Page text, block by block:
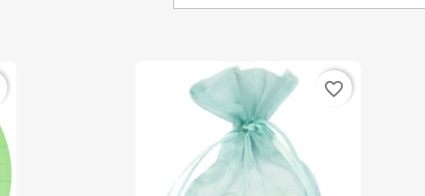
favorite_border